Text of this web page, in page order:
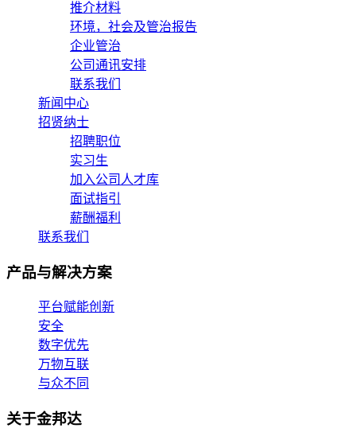
推介材料
环境，社会及管治报告
企业管治
公司通讯安排
联系我们
新闻中心
招贤纳士
招聘职位
实习生
加入公司人才库
面试指引
薪酬福利
联系我们
产品与解决方案
平台赋能创新
安全
数字优先
万物互联
与众不同
关于金邦达